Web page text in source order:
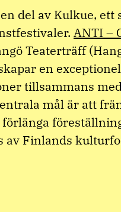
del av Kulkue, ett
ANTI –
Teaterträff
en
tillsammans
mål är att
av Finlands